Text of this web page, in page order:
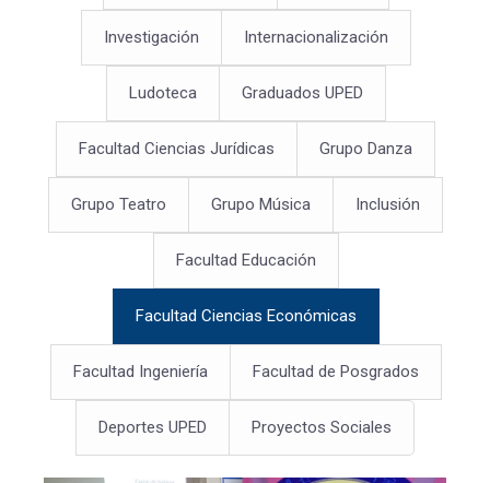
Investigación Internacionalización
Ludoteca Graduados UPED
Facultad Ciencias Jurídicas Grupo Danza
Grupo Teatro Grupo Música Inclusión
Facultad Educación
Facultad Ciencias Económicas
Facultad Ingeniería Facultad de Posgrados
Deportes UPED Proyectos Sociales